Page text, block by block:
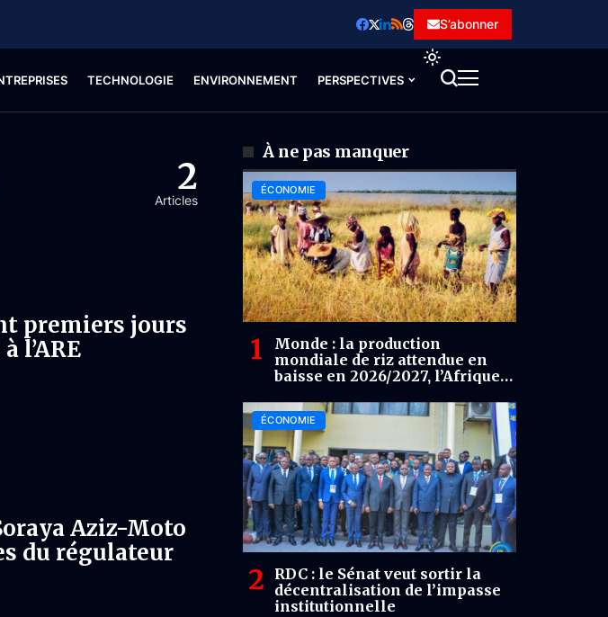
S’abonner
TECHNOLOGIE ENVIRONNEMENT PERSPECTIVES
2
Articles
premiers jours
l’ARE
Aziz-Moto
du régulateur
À ne pas manquer
ÉCONOMIE
Monde : la production
mondiale de riz attendue en
baisse en 2026/2027, l’Afrique
ÉCONOMIE
RDC : le Sénat veut sortir la
décentralisation de l’impasse
institutionnelle